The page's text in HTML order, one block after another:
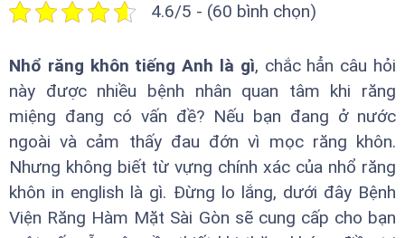
4.6/5 - (60 bình chọn)
Nhổ răng khôn tiếng Anh là gì, chắc hẳn câu hỏi
này được nhiều bệnh nhân quan tâm khi răng
miệng đang có vấn đề? Nếu bạn đang ở nước
ngoài và cảm thấy đau đớn vì mọc răng khôn.
Nhưng không biết từ vựng chính xác của nhổ răng
khôn in english là gì. Đừng lo lắng, dưới đây Bệnh
Viện Răng Hàm Mặt Sài Gòn sẽ cung cấp cho bạn